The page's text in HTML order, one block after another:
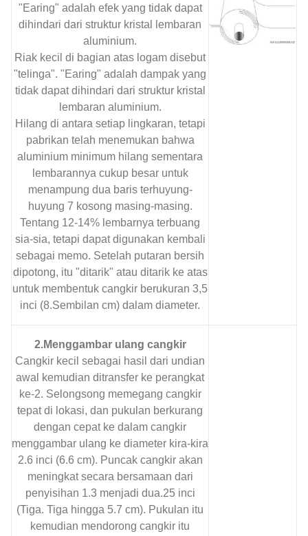
"Earing" adalah efek yang tidak dapat
dihindari dari struktur kristal lembaran
aluminium.
Riak kecil di bagian atas logam disebut
"telinga". "Earing" adalah dampak yang
tidak dapat dihindari dari struktur kristal
lembaran aluminium.
Hilang di antara setiap lingkaran, tetapi
pabrikan telah menemukan bahwa
aluminium minimum hilang sementara
lembarannya cukup besar untuk
menampung dua baris terhuyung-
huyung 7 kosong masing-masing.
Tentang 12-14% lembarnya terbuang
sia-sia, tetapi dapat digunakan kembali
sebagai memo. Setelah putaran bersih
dipotong, itu "ditarik" atau ditarik ke atas
untuk membentuk cangkir berukuran 3,5
inci (8.Sembilan cm) dalam diameter.
2.Menggambar ulang cangkir
Cangkir kecil sebagai hasil dari undian
awal kemudian ditransfer ke perangkat
ke-2. Selongsong memegang cangkir
tepat di lokasi, dan pukulan berkurang
dengan cepat ke dalam cangkir
menggambar ulang ke diameter kira-kira
2.6 inci (6.6 cm). Puncak cangkir akan
meningkat secara bersamaan dari
penyisihan 1.3 menjadi dua.25 inci
(Tiga. Tiga hingga 5.7 cm). Pukulan itu
kemudian mendorong cangkir itu